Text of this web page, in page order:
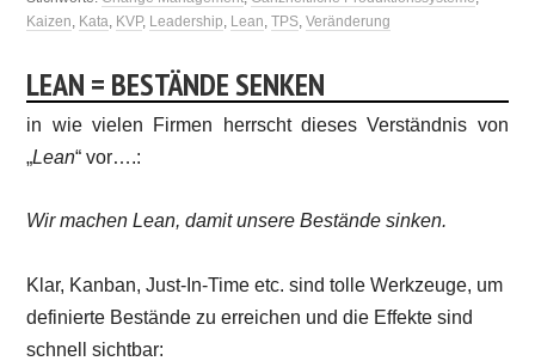
Kaizen, Kata, KVP, Leadership, Lean,TPS,Veränderung
LEAN = BESTÄNDE SENKEN
in wie vielen Firmen herrscht dieses Verständnis von
„Lean“ vor….:
Wir machen Lean, damit unsere Bestände sinken.
Klar, Kanban, Just-In-Time etc. sind tolle Werkzeuge, um
definierte Bestände zu erreichen und die Effekte sind
schnell sichtbar: